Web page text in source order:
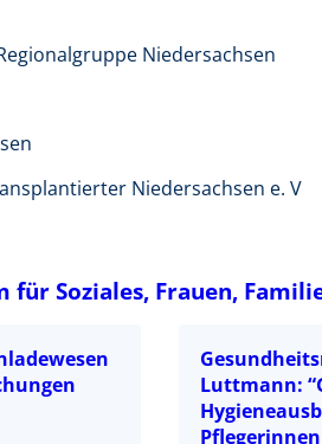
Niedersachsen
Niedersachsen e. V
Soziales, Frauen,
Luttmann: